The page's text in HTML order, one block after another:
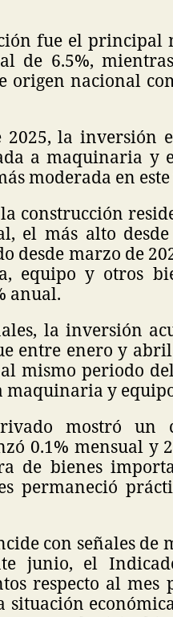
fue el principal
de 6.5%,
origen nacional
la inversión
a maquinaria y
moderada en
construcción
el más alto
desde marzo de
equipo y otros
anual.
la inversión
entre enero y
mismo periodo
y
mostró un
0.1% mensual y
de bienes
permaneció
con señales de
junio, el
respecto al